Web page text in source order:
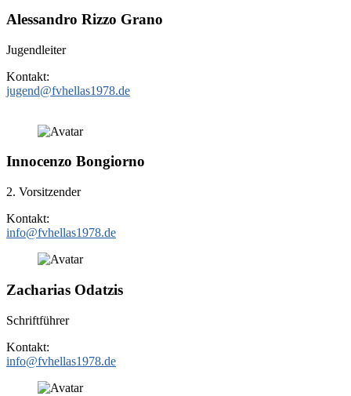
Alessandro Rizzo Grano
Jugendleiter
Kontakt:
jugend@fvhellas1978.de
Innocenzo Bongiorno
2. Vorsitzender
Kontakt:
info@fvhellas1978.de
Zacharias Odatzis
Schriftführer
Kontakt:
info@fvhellas1978.de